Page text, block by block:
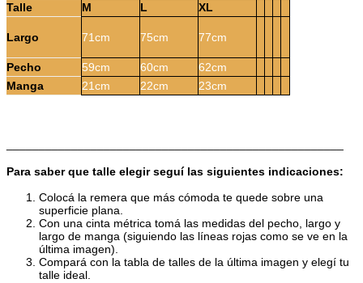
Talle M L XL
Largo 71cm 75cm 77cm
Pecho 59cm 60cm
62cm
Manga
21cm 22cm 23cm
Para saber que talle elegir seguí las siguientes indicaciones:
Colocá la remera que más cómoda te quede sobre una
superficie plana.
Con una cinta métrica tomá las medidas del pecho, largo y
largo de manga (siguiendo las líneas rojas como se ve en la
última imagen).
Compará con la tabla de talles de la última imagen y elegí tu
talle ideal.